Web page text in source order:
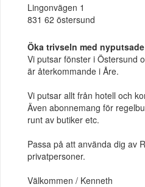
Lingonvägen 1
831 62 östersund
Öka trivseln med
Vi putsar fönster i Östersund
är återkommande i Åre.
Vi putsar allt från hotell och
Även abonnemang för
runt av butiker etc.
Passa på att använda dig av
privatpersoner.
Välkommen / Kenneth